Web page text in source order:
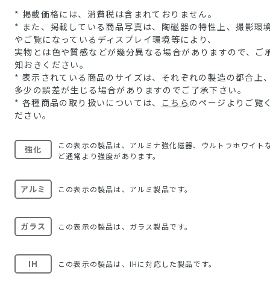
* 掲載価格には、消費税は含まれておりません。
* また、掲載している商品写真は、陶磁器の特性上、撮影環
やご覧になっているディスプレイ環境等により、
実物とは色や質感などが幾分異なる場合がありますので、ご
知おきください。
* 表示されている商品のサイズは、それぞれの製造の都合上
多少の誤差が生じる場合がありますのでご了承下さい。
* 各種商品の取り扱いについては、
こちら のページよりご覧
ださい。
強化
この表示の製品は、アルミナ強化磁器、ウルトラホワイト
ど通常より強度があります。
アルミ この表示の製品は、アルミ製品です。
ガラス この表示の製品は、ガラス製品です。
IH この表示の製品は、IHに対応した製品です。